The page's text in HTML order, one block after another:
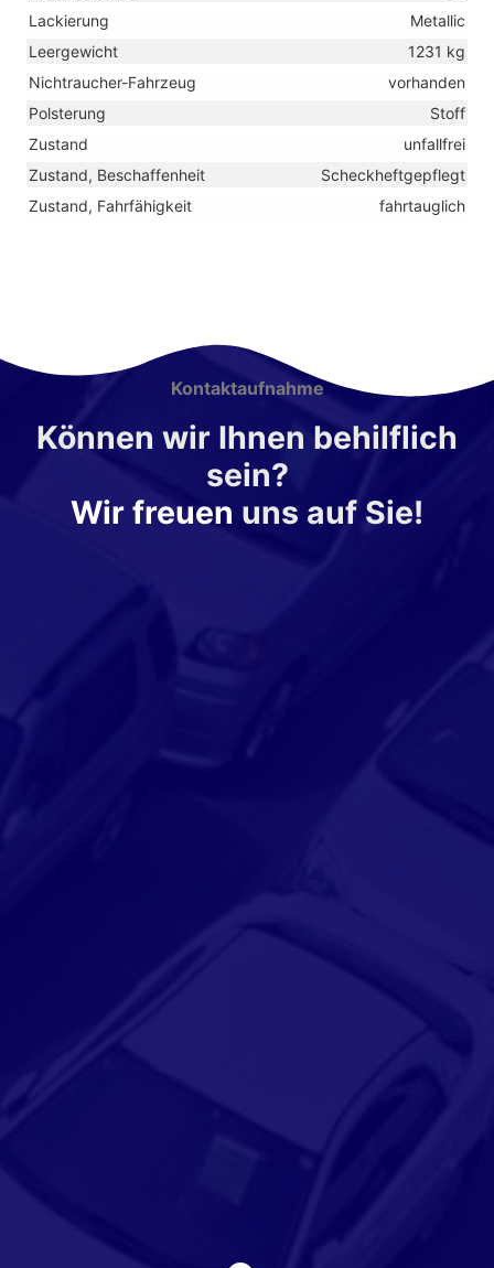
Lackierung
Metallic
Leergewicht
1231 kg
Nichtraucher-Fahrzeug
vorhanden
Polsterung
Stoff
Zustand
unfallfrei
Zustand, Beschaffenheit
Scheckheftgepflegt
Zustand, Fahrfähigkeit
fahrtauglich
Kontaktaufnahme
Können wir Ihnen behilflich
sein?
Wir freuen uns auf Sie!